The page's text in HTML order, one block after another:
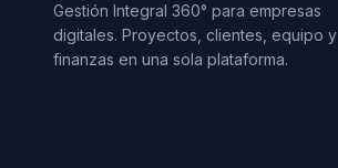
Gestión Integral 360° para empresas
digitales. Proyectos, clientes, equipo y
finanzas en una sola plataforma.